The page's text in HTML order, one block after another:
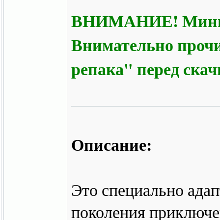
ВНИМАНИЕ!
Внимательно
репака" перед
Описание:
Это специально
поколения